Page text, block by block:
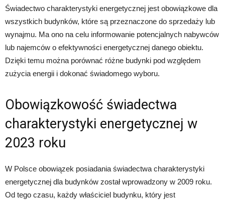
Świadectwo charakterystyki energetycznej jest obowiązkowe dla
wszystkich budynków, które są przeznaczone do sprzedaży lub
wynajmu. Ma ono na celu informowanie potencjalnych nabywców
lub najemców o efektywności energetycznej danego obiektu.
Dzięki temu można porównać różne budynki pod względem
zużycia energii i dokonać świadomego wyboru.
Obowiązkowość świadectwa
charakterystyki energetycznej w
2023 roku
W Polsce obowiązek posiadania świadectwa charakterystyki
energetycznej dla budynków został wprowadzony w 2009 roku.
Od tego czasu, każdy właściciel budynku, który jest